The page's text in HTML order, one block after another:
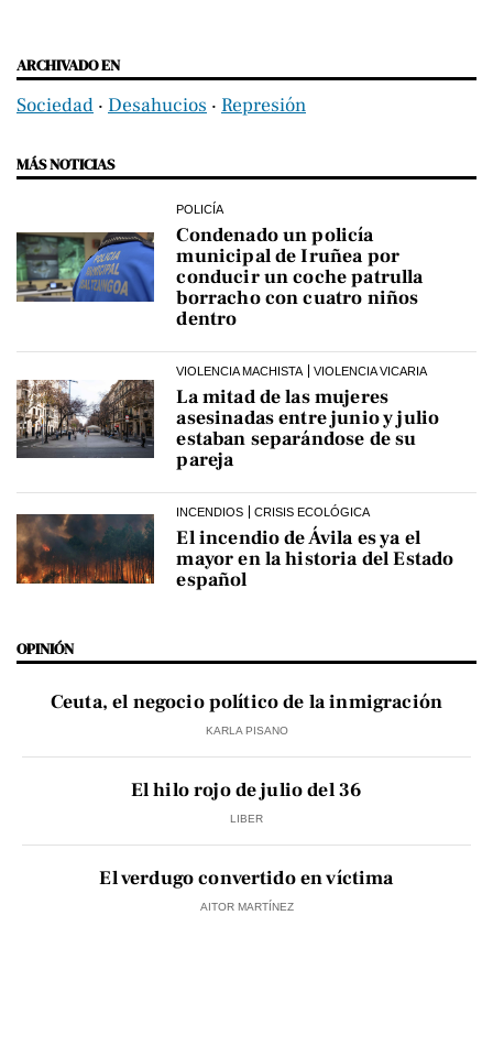
ARCHIVADO EN
Sociedad ‧ Desahucios ‧ Represión
MÁS NOTICIAS
POLICÍA
Condenado un policía
municipal de Iruñea por
conducir un coche patrulla
borracho con cuatro niños
dentro
VIOLENCIA MACHISTA VIOLENCIA VICARIA
La mitad de las mujeres
asesinadas entre junio y julio
estaban separándose de su
pareja
INCENDIOS CRISIS ECOLÓGICA
El incendio de Ávila es ya el
mayor en la historia del Estado
español
OPINIÓN
Ceuta, el negocio político de la inmigración
KARLA PISANO
El hilo rojo de julio del 36
LIBER
El verdugo convertido en víctima
AITOR MARTÍNEZ